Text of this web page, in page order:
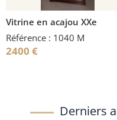
Vitrine en acajou XXe
Référence : 1040 M
2400 €
Derniers